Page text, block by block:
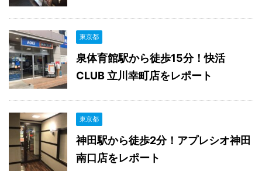
東京都
泉体育館駅から徒歩15分！快活
CLUB 立川幸町店をレポート
東京都
神田駅から徒歩2分！アプレシオ神田
南口店をレポート